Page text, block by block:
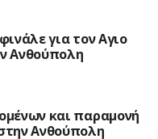
για τον Αγιο
Ανθούπολη
και παραμονή
Ανθούπολη